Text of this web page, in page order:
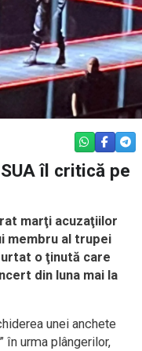
WHATSAPP
îl critică pe
marţi acuzaţiilor
membru al trupei
o ţinută care
din luna mai la
unei anchete
în urma plângerilor,